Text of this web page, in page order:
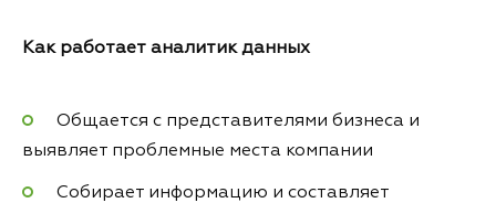
Как работает аналитик данных
Общается с представителями бизнеса и
выявляет проблемные места компании
Собирает информацию и составляет